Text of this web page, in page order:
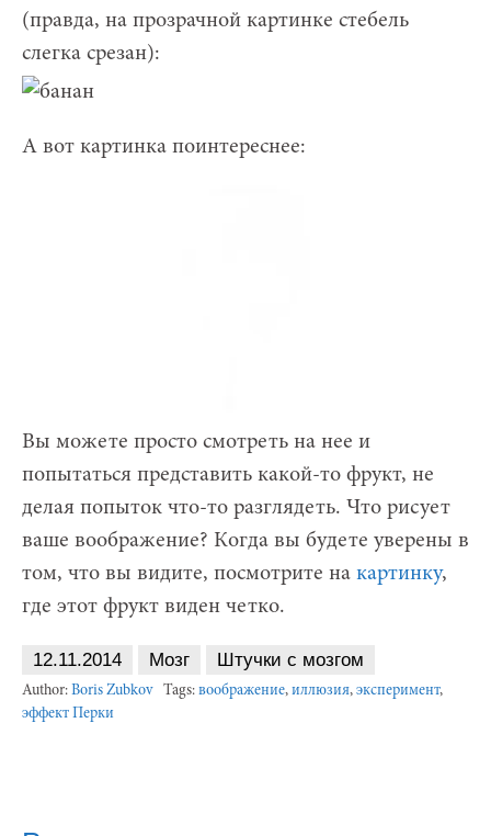
(правда, на прозрачной картинке стебель
слегка срезан):
А вот картинка поинтереснее:
Вы можете просто смотреть на нее и
попытаться представить какой-то фрукт, не
делая попыток что-то разглядеть. Что рисует
ваше воображение? Когда вы будете уверены в
том, что вы видите, посмотрите на картинку,
где этот фрукт виден четко.
12.11.2014 Мозг Штучки с мозгом
Author: Boris Zubkov Tags: воображение, иллюзия, эксперимент,
эффект Перки